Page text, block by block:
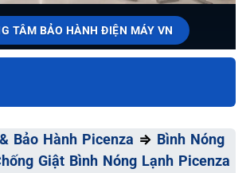
TÂM BẢO HÀNH ĐIỆN MÁY VN
& BẢO HÀNH
Đa
Bảo Hành Picenza ⇒ Bình Nóng
Giật Bình Nóng Lạnh Picenza